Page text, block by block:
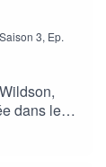
Saison 3, Ep.
dans le